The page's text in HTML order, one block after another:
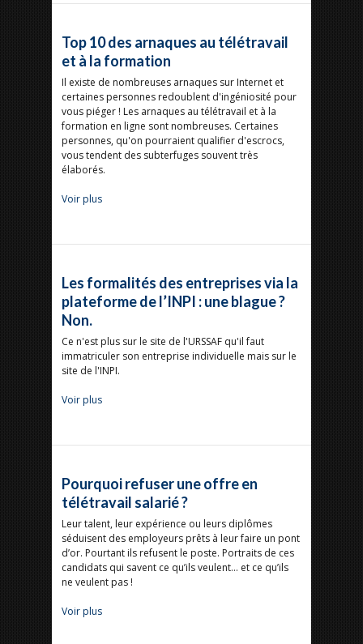
Top 10 des arnaques au télétravail
et à la formation
Il existe de nombreuses arnaques sur Internet et
certaines personnes redoublent d'ingéniosité pour
vous piéger ! Les arnaques au télétravail et à la
formation en ligne sont nombreuses. Certaines
personnes, qu'on pourraient qualifier d'escrocs,
vous tendent des subterfuges souvent très
élaborés.
Voir plus
Les formalités des entreprises via la
plateforme de l’INPI : une blague ?
Non.
Ce n'est plus sur le site de l'URSSAF qu'il faut
immatriculer son entreprise individuelle mais sur le
site de l'INPI.
Voir plus
Pourquoi refuser une offre en
télétravail salarié ?
Leur talent, leur expérience ou leurs diplômes
séduisent des employeurs prêts à leur faire un pont
d’or. Pourtant ils refusent le poste. Portraits de ces
candidats qui savent ce qu’ils veulent… et ce qu’ils
ne veulent pas !
Voir plus